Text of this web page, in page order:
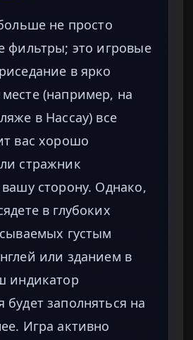
не просто
фильтры; это игровые
в ярко
(например, на
в Нассау) все
вас хорошо
стражник
сторону. Однако,
в глубоких
густым
или зданием в
индикатор
заполняться на
Игра активно